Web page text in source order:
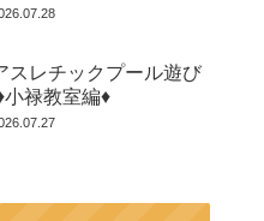
スレチックプール遊び
小禄教室編♦